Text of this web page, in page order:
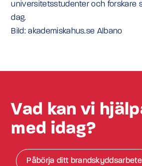
universitetsstudenter och forskare
dag.
Bild: akademiskahus.se Albano
Vad kan vi
med idag?
Påbörja ditt brandskyddsarbete